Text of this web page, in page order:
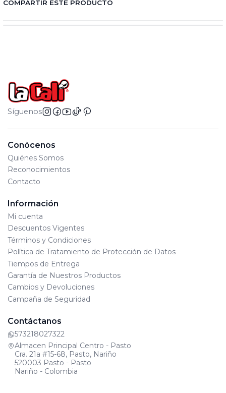
COMPARTIR ESTE PRODUCTO
Síguenos
Conócenos
Quiénes Somos
Reconocimientos
Contacto
Información
Mi cuenta
Descuentos Vigentes
Términos y Condiciones
Política de Tratamiento de Protección de Datos
Tiempos de Entrega
Garantía de Nuestros Productos
Cambios y Devoluciones
Campaña de Seguridad
Contáctanos
573218027322
Almacen Principal Centro - Pasto
Cra. 21a #15-68, Pasto, Nariño
520003 Pasto - Pasto
Nariño - Colombia